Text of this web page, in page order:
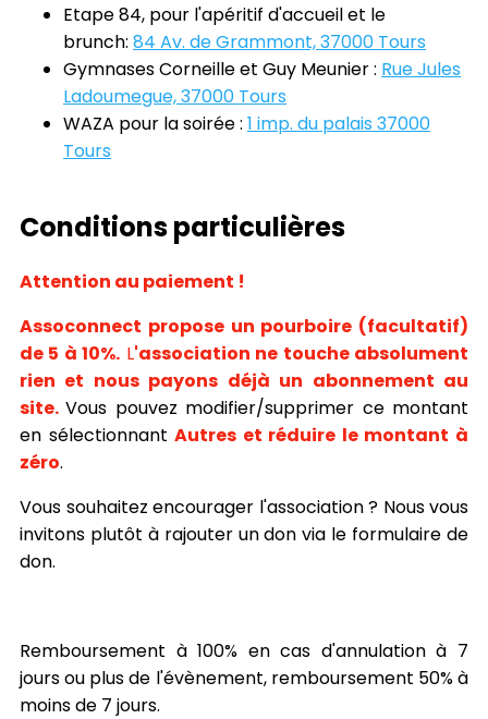
Etape 84, pour l'apéritif d'accueil et le
brunch: 84 Av. de Grammont, 37000 Tours
Gymnases Corneille et Guy Meunier : Rue Jules
Ladoumegue, 37000 Tours
WAZA pour la soirée : 1 imp. du palais 37000
Tours
Conditions particulières
Attention au paiement !
Assoconnect propose un pourboire (facultatif)
de 5 à 10%. L'association ne touche absolument
rien et nous payons déjà un abonnement au
site. Vous pouvez modifier/supprimer ce montant
en sélectionnantAutres et réduire le montant à
zéro.
Vous souhaitez encourager l'association ? Nous vous
invitons plutôt à rajouter un don via le formulaire de
don.
Remboursement à 100% en cas d'annulation à 7
jours ou plus de l'évènement, remboursement 50% à
moins de 7 jours.